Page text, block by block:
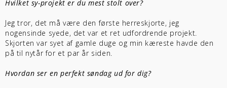
Hvilket sy-projekt er du mest stolt over?
Jeg tror, det må være den første herreskjorte, jeg
nogensinde syede, det var et ret udfordrende projekt.
Skjorten var syet af gamle duge og min kæreste havde den
på til nytår for et par år siden.
Hvordan ser en perfekt søndag ud for dig?